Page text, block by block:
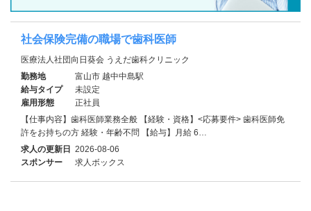
社会保険完備の職場で歯科医師
医療法人社団向日葵会 うえだ歯科クリニック
勤務地
富山市 越中中島駅
給与タイプ
未設定
雇用形態
正社員
【仕事内容】歯科医師業務全般 【経験・資格】<応募要件> 歯科医師免
許をお持ちの方 経験・年齢不問 【給与】月給 6…
求人の更新日 2026-08-06
スポンサー
求人ボックス